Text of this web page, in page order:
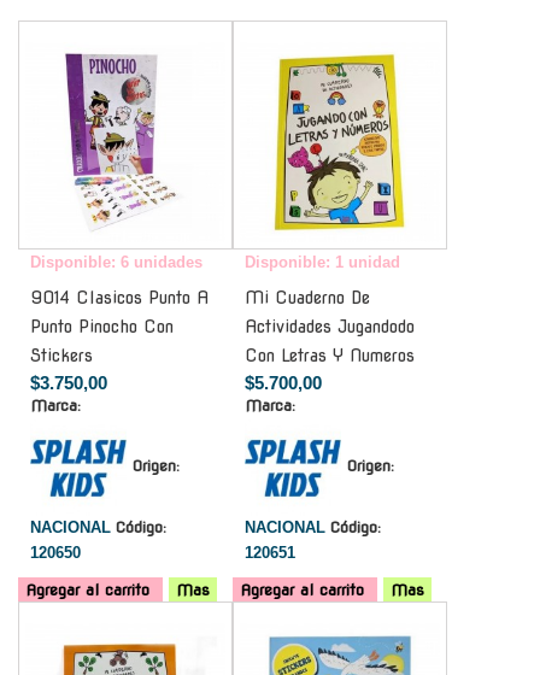
Disponible: 6 unidades
9014 Clasicos Punto A
Punto Pinocho Con
Stickers
$3.750,00
Marca:
Origen:
NACIONAL Código:
120650
Agregar al carrito Mas
Disponible: 1 unidad
Mi Cuaderno De
Actividades Jugandodo
Con Letras Y Numeros
$5.700,00
Marca:
Origen:
NACIONAL Código:
120651
Agregar al carrito
Mas